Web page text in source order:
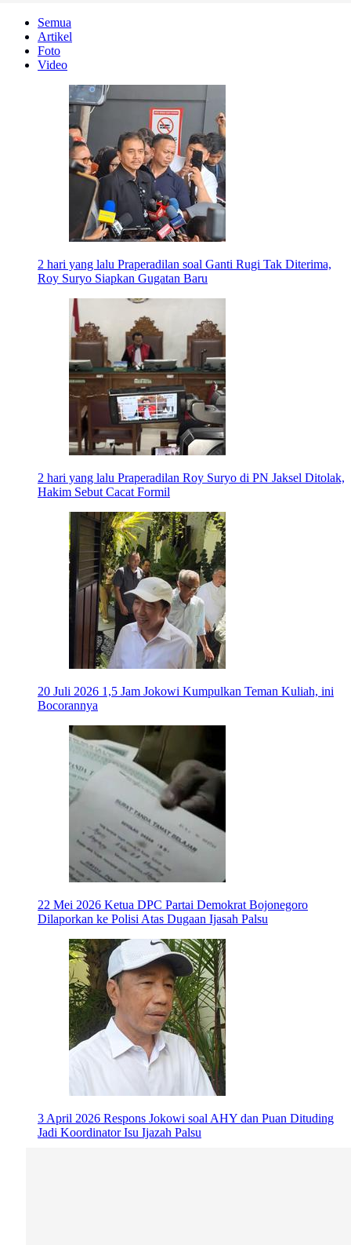
Semua
Artikel
Foto
Video
2 hari yang lalu Praperadilan soal Ganti Rugi Tak Diterima,
Roy Suryo Siapkan Gugatan Baru
2 hari yang lalu Praperadilan Roy Suryo di PN Jaksel Ditolak,
Hakim Sebut Cacat Formil
20 Juli 2026 1,5 Jam Jokowi Kumpulkan Teman Kuliah, ini
Bocorannya
22 Mei 2026 Ketua DPC Partai Demokrat Bojonegoro
Dilaporkan ke Polisi Atas Dugaan Ijasah Palsu
3 April 2026 Respons Jokowi soal AHY dan Puan Dituding
Jadi Koordinator Isu Ijazah Palsu